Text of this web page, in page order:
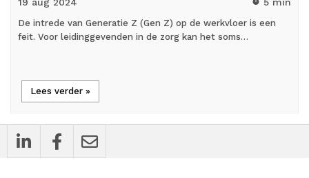
19 aug 2024 timer 5 min
De intrede van Generatie Z (Gen Z) op de werkvloer is een
feit. Voor leidinggevenden in de zorg kan het soms…
Lees verder »